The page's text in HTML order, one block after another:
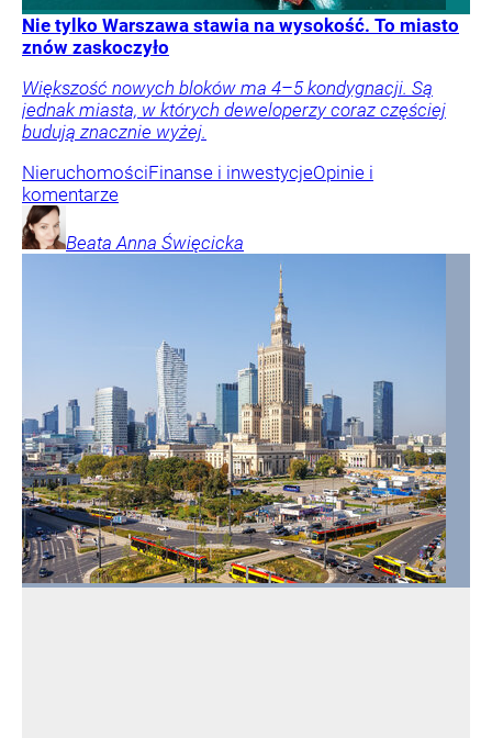
Nie tylko Warszawa stawia na wysokość. To miasto
znów zaskoczyło
Większość nowych bloków ma 4–5 kondygnacji. Są
jednak miasta, w których deweloperzy coraz częściej
budują znacznie wyżej.
NieruchomościFinanse i inwestycjeOpinie i
komentarze
Beata Anna Święcicka